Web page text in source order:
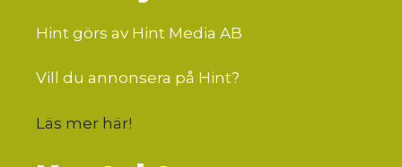
Hint görs av Hint Media AB
Vill du annonsera på Hint?
Läs mer här!